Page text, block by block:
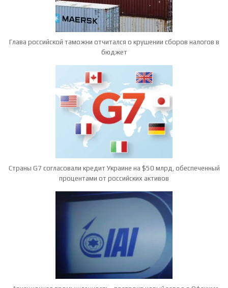
Глава российской таможни отчитался о крушении сборов налогов в
бюджет
Страны G7 согласовали кредит Украине на $50 млрд, обеспеченный
процентами от российских активов